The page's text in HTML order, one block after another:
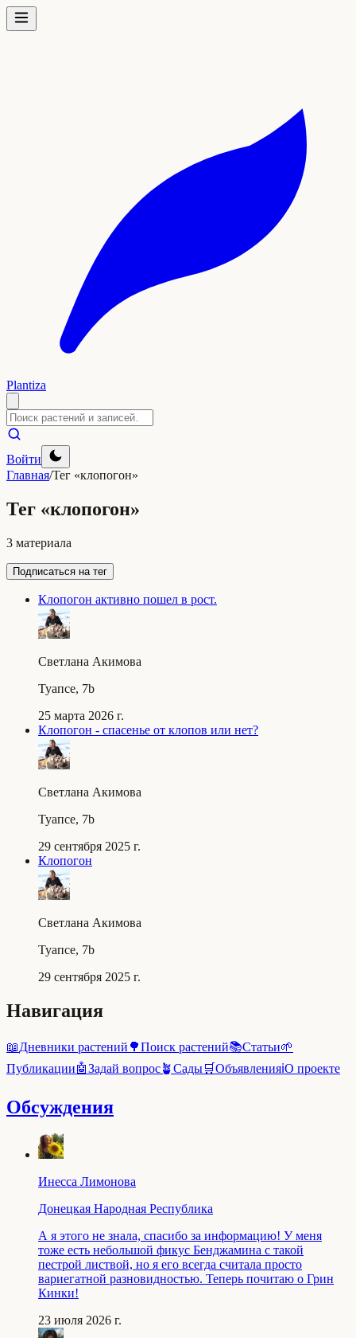
Plantiza
Войти
Главная/Тег «клопогон»
Тег «клопогон»
3 материала
Подписаться на тег
Клопогон активно пошел в рост.
Светлана Акимова
Туапсе, 7b
25 марта 2026 г.
Клопогон - спасенье от клопов или нет?
Светлана Акимова
Туапсе, 7b
29 сентября 2025 г.
Клопогон
Светлана Акимова
Туапсе, 7b
29 сентября 2025 г.
Навигация
📖Дневники растений 🌳Поиск растений📚Статьи🌱
Публикации🤖Задай вопрос🪴Сады🛒Объявленияℹ️О проекте
Обсуждения
Инесса Лимонова
Донецкая Народная Республика
А я этого не знала, спасибо за информацию! У меня
тоже есть небольшой фикус Бенджамина с такой
пестрой листвой, но я его всегда считала просто
вариегатной разновидностью. Теперь почитаю о Грин
Кинки!
23 июля 2026 г.